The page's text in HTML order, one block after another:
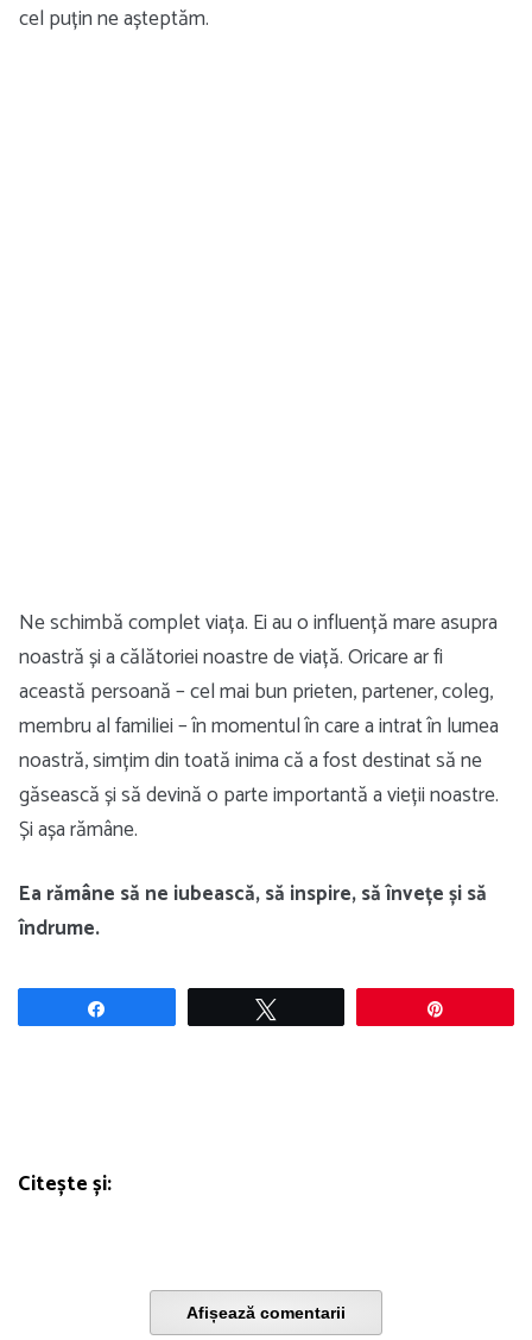
cel puțin ne așteptăm.
Ne schimbă complet viața. Ei au o influență mare asupra
noastră și a călătoriei noastre de viață. Oricare ar fi
această persoană – cel mai bun prieten, partener, coleg,
membru al familiei – în momentul în care a intrat în lumea
noastră, simțim din toată inima că a fost destinat să ne
găsească și să devină o parte importantă a vieții noastre.
Și așa rămâne.
Ea rămâne să ne iubească, să inspire, să învețe și să
îndrume.
Citește și:
Afișează comentarii